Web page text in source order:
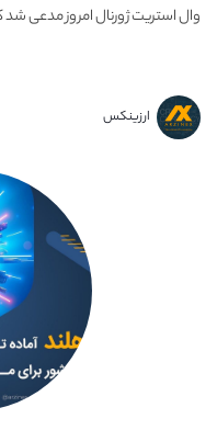
وال استریت ژورنال امروز مدعی شد
ارزینکس